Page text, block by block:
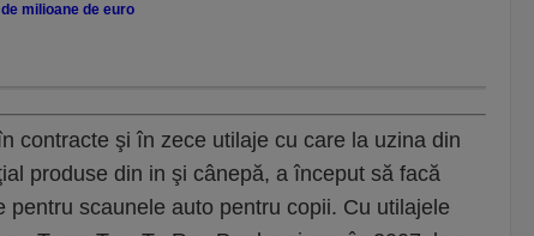
milioane de euro
contracte şi în zece utilaje cu care la uzina din
produse din in şi cânepă, a început să facă
pentru scaunele auto pentru copii. Cu utilajele